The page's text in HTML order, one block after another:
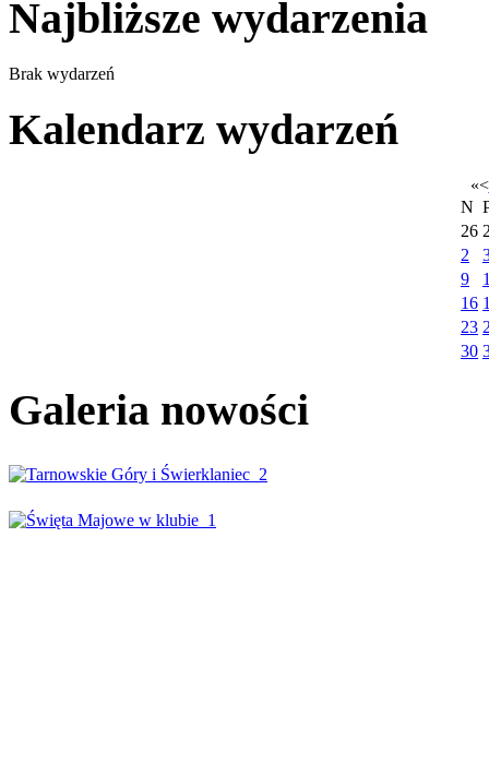
Najbliższe wydarzenia
Brak wydarzeń
Kalendarz wydarzeń
«<
N
26
2
9
16
23
30
Galeria nowości